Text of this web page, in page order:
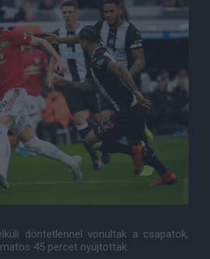
döntetlennel vonultak a csapatok,
45 percet nyújtottak.